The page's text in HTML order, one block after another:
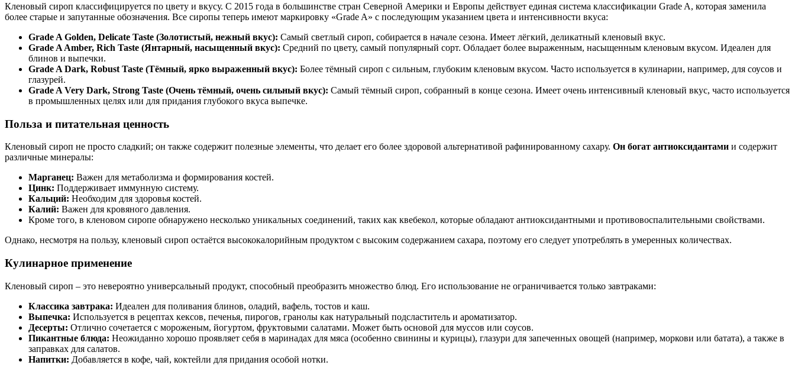
Кленовый сироп классифицируется по цвету и вкусу. С 2015 года в большинстве стран Северной Америки и Европы действует единая система классификации Grade A, которая заменила
более старые и запутанные обозначения. Все сиропы теперь имеют маркировку «Grade A» с последующим указанием цвета и интенсивности вкуса:
Grade A Golden, Delicate Taste (Золотистый, нежный вкус): Самый светлый сироп, собирается в начале сезона. Имеет лёгкий, деликатный кленовый вкус.
Grade A Amber, Rich Taste (Янтарный, насыщенный вкус): Средний по цвету, самый популярный сорт. Обладает более выраженным, насыщенным кленовым вкусом. Идеален для
блинов и выпечки.
Grade A Dark, Robust Taste (Тёмный, ярко выраженный вкус): Более тёмный сироп с сильным, глубоким кленовым вкусом. Часто используется в кулинарии, например, для соусов и
глазурей.
Grade A Very Dark, Strong Taste (Очень тёмный, очень сильный вкус): Самый тёмный сироп, собранный в конце сезона. Имеет очень интенсивный кленовый вкус, часто используется
в промышленных целях или для придания глубокого вкуса выпечке.
Польза и питательная ценность
Кленовый сироп не просто сладкий; он также содержит полезные элементы, что делает его более здоровой альтернативой рафинированному сахару. Он богат антиоксидантами и содержит
различные минералы:
Марганец: Важен для метаболизма и формирования костей.
Цинк: Поддерживает иммунную систему.
Кальций: Необходим для здоровья костей.
Калий: Важен для кровяного давления.
Кроме того, в кленовом сиропе обнаружено несколько уникальных соединений, таких как квебекол, которые обладают антиоксидантными и противовоспалительными свойствами.
Однако, несмотря на пользу, кленовый сироп остаётся высококалорийным продуктом с высоким содержанием сахара, поэтому его следует употреблять в умеренных количествах.
Кулинарное применение
Кленовый сироп – это невероятно универсальный продукт, способный преобразить множество блюд. Его использование не ограничивается только завтраками:
Классика завтрака: Идеален для поливания блинов, оладий, вафель, тостов и каш.
Выпечка: Используется в рецептах кексов, печенья, пирогов, гранолы как натуральный подсластитель и ароматизатор.
Десерты: Отлично сочетается с мороженым, йогуртом, фруктовыми салатами. Может быть основой для муссов или соусов.
Пикантные блюда: Неожиданно хорошо проявляет себя в маринадах для мяса (особенно свинины и курицы), глазури для запеченных овощей (например, моркови или батата), а также в
заправках для салатов.
Напитки: Добавляется в кофе, чай, коктейли для придания особой нотки.